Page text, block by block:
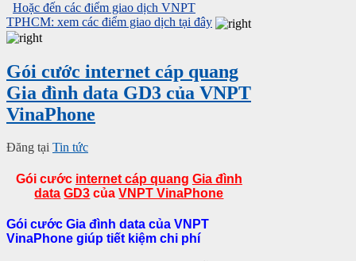
Hoặc đến các điểm giao dịch VNPT
TPHCM: xem các điểm giao dịch tại đây
Gói cước internet cáp quang
Gia đình data GD3 của VNPT
VinaPhone
Đăng tại Tin tức
Gói cước internet cáp quang Gia đình
data GD3 của VNPT VinaPhone
Gói cước Gia đình data của VNPT
VinaPhone giúp tiết kiệm chi phí